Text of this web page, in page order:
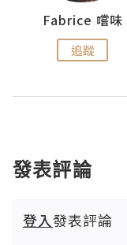
Fabrice 嚐味
追蹤
發表評論
登入發表評論